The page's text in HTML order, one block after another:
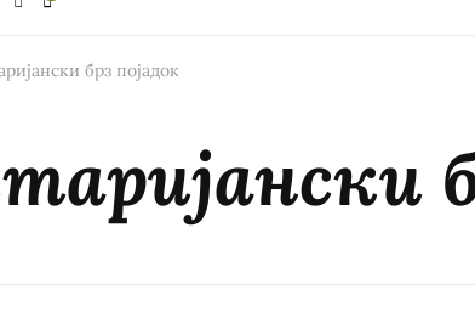
брз појадок